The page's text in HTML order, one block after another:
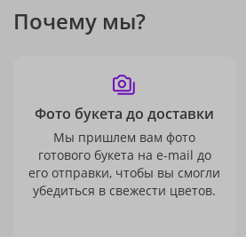
Почему мы?
Фото букета до доставки
Мы пришлем вам фото
готового букета на e-mail до
его отправки, чтобы вы смогли
убедиться в свежести цветов.